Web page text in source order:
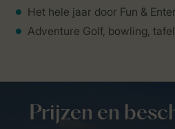
Het hele jaar door Fun &
Adventure Golf, bowling,
Prijzen en